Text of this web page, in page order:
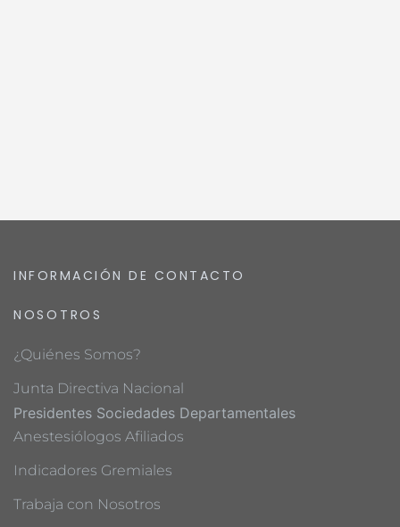
INFORMACIÓN DE CONTACTO
NOSOTROS
¿Quiénes Somos?
Junta Directiva Nacional
Presidentes Sociedades Departamentales
Anestesiólogos Afiliados
Indicadores Gremiales
Trabaja con Nosotros